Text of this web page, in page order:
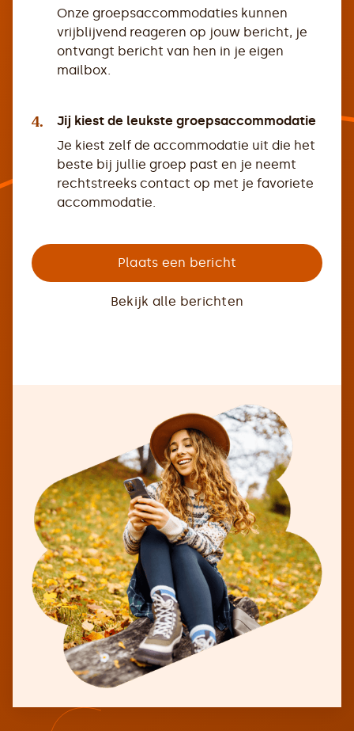
Onze groepsaccommodaties kunnen
vrijblijvend reageren op jouw bericht, je
ontvangt bericht van hen in je eigen
mailbox.
4.
Jij kiest de leukste groepsaccommodatie
Je kiest zelf de accommodatie uit die het
beste bij jullie groep past en je neemt
rechtstreeks contact op met je favoriete
accommodatie.
Plaats een bericht
Bekijk alle berichten